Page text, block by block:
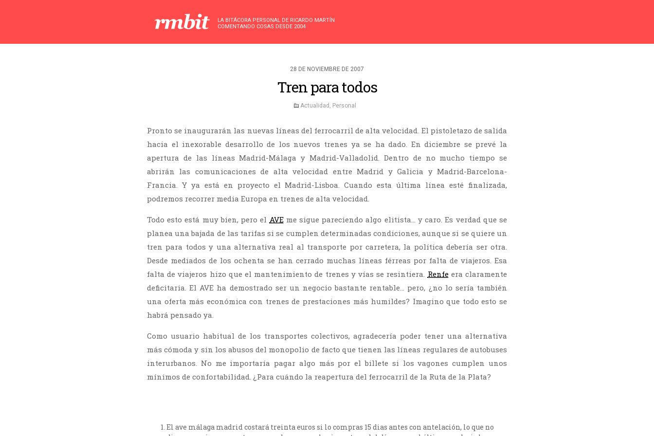
LA BITÁCORA PERSONAL DE RICARDO MARTÍN
COMENTANDO COSAS DESDE 2004
28 DE NOVIEMBRE DE 2007
Tren para todos
Actualidad , Personal
Pronto se inaugurarán las nuevas líneas del ferrocarril de alta velocidad. El pistoletazo de salida
hacia el inexorable desarrollo de los nuevos trenes ya se ha dado. En diciembre se prevé la
apertura de las líneas Madrid-Málaga y Madrid-Valladolid. Dentro de no mucho tiempo se
abrirán las comunicaciones de alta velocidad entre Madrid y Galicia y Madrid-Barcelona-
Francia. Y ya está en proyecto el Madrid-Lisboa. Cuando esta última línea esté finalizada,
podremos recorrer media Europa en trenes de alta velocidad.
Todo esto está muy bien, pero el AVEme sigue pareciendo algo elitista… y caro. Es verdad que se
planea una bajada de las tarifas si se cumplen determinadas condiciones, aunque si se quiere un
tren para todos y una alternativa real al transporte por carretera, la política debería ser otra.
Desde mediados de los ochenta se han cerrado muchas líneas férreas por falta de viajeros. Esa
falta de viajeros hizo que el mantenimiento de trenes y vías se resintiera. Renfeera claramente
deficitaria. El AVE ha demostrado ser un negocio bastante rentable… pero, ¿no lo sería también
una oferta más económica con trenes de prestaciones más humildes? Imagino que todo esto se
habrá pensado ya.
Como usuario habitual de los transportes colectivos, agradecería poder tener una alternativa
más cómoda y sin los abusos del monopolio de facto que tienen las líneas regulares de autobuses
interurbanos. No me importaría pagar algo más por el billete si los vagones cumplen unos
mínimos de confortabilidad. ¿Para cuándo la reapertura del ferrocarril de la Ruta de la Plata?
El ave málaga madrid costará treinta euros si lo compras 15 dias antes con antelación, lo que no